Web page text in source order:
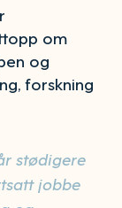
om
og
forskning
stødigere
jobbe